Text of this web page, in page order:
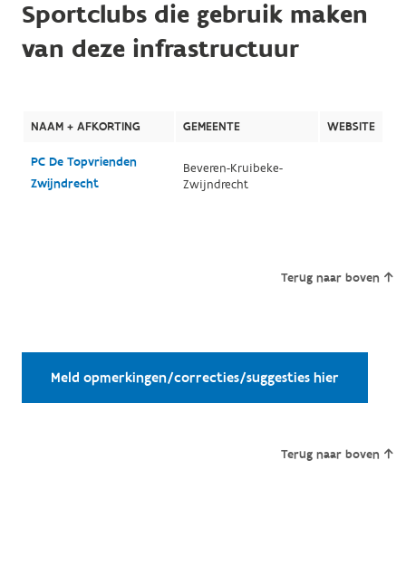
Sportclubs die gebruik maken
van deze infrastructuur
NAAM + AFKORTING GEMEENTE WEBSITE
PC De Topvrienden
Zwijndrecht
Beveren-Kruibeke-
Zwijndrecht
Terug naar boven
Meld opmerkingen/correcties/suggesties hier
Terug naar boven